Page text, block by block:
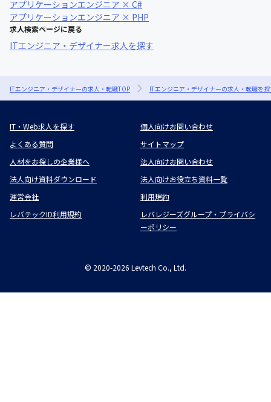
アプリケーションエンジニア × C#
アプリケーションエンジニア × PHP
求人検索ページに戻る
ITエンジニア・デザイナー求人を探す
ITエンジニア・デザイナーの求人・転職TOP ITエンジニア・デザイナーの求人・転職を
IT・Web求人を探す
個人向けお問い合わせ
よくある質問
サイトマップ
人材をお探しの企業様へ
法人向けお問い合わせ
法人向け資料ダウンロード
法人向けお役立ち資料一覧
運営会社
利用規約
レバテックID利用規約
レバレジーズグループ・プライバシ
ーポリシー
© 2020-2026 Levtech Co., Ltd.